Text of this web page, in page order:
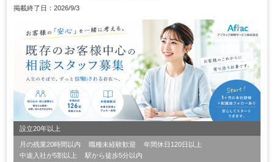
掲載終了日：2026/9/3
設立20年以上
月の残業20時間以内 職種未経験歓迎
年間休日120日以上
中途入社が5割以上
駅から徒歩5分以内